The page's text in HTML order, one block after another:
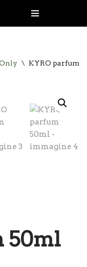
\ KYRO parfum
50ml